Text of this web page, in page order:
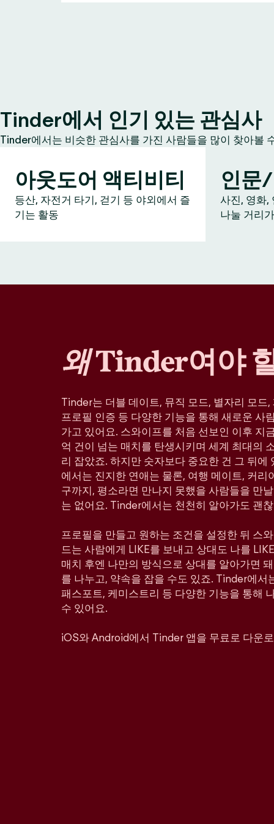
Tinder에서 인기 있는 관심사
Tinder에서는 비슷한 관심사를 가진 사람들을 많이 찾아볼
아웃도어 액티비티
등산, 자전거 타기, 걷기 등 야외에서 즐
기는 활동
인문
사진, 영화,
나눌 거리
왜Tinder여야
Tinder는 더블 데이트, 뮤직 모드, 별자리 모드
프로필 인증 등 다양한 기능을 통해 새로운 사
가고 있어요. 스와이프를 처음 선보인 이후 지
억 건이 넘는 매치를 탄생시키며 세계 최대의
리 잡았죠. 하지만 숫자보다 중요한 건 그 뒤
에서는 진지한 연애는 물론, 여행 메이트, 커리
구까지, 평소라면 만나지 못했을 사람들을 만
는 없어요. Tinder에서는 천천히 알아가도 괜
프로필을 만들고 원하는 조건을 설정한 뒤 스
드는 사람에게 LIKE를 보내고 상대도 나를
매치 후엔 나만의 방식으로 상대를 알아가면
를 나누고, 약속을 잡을 수도 있죠. Tinder에서
패스포트, 케미스트리 등 다양한 기능을 통해
수 있어요.
iOS와 Android에서 Tinder 앱을 무료로 다운